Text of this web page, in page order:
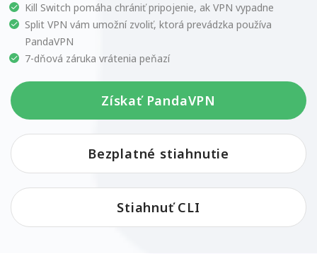
Kill Switch pomáha chrániť pripojenie, ak VPN vypadne
Split VPN vám umožní zvoliť, ktorá prevádzka používa
PandaVPN
7-dňová záruka vrátenia peňazí
Získať PandaVPN
Bezplatné stiahnutie
Stiahnuť CLI